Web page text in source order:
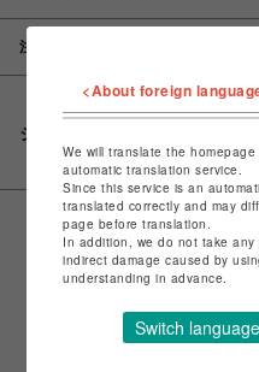
注意事項
シェアする
<About foreign
We will translate the
automatic translation service.
Since this service is an
translated correctly and may
page before translation.
In addition, we do not take
indirect damage caused by
understanding in advance.
Switch language